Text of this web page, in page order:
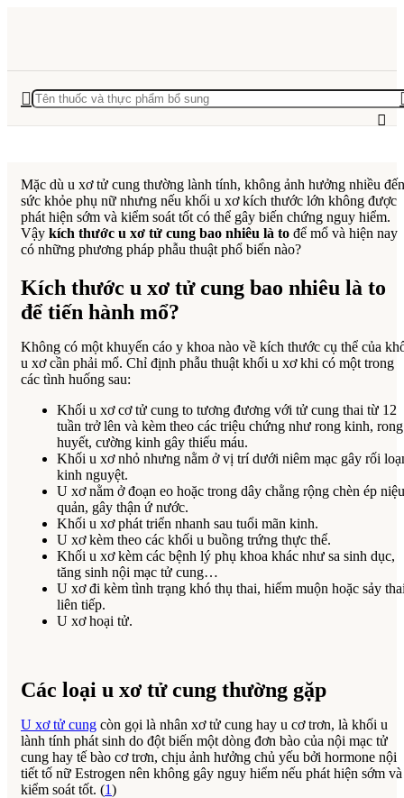
Mặc dù u xơ tử cung thường lành tính, không ảnh hưởng nhiều đến
sức khỏe phụ nữ nhưng nếu khối u xơ kích thước lớn không được
phát hiện sớm và kiểm soát tốt có thể gây biến chứng nguy hiểm.
Vậy kích thước u xơ tử cung bao nhiêu là to để mổ và hiện nay
có những phương pháp phẫu thuật phổ biến nào?
Kích thước u xơ tử cung bao nhiêu là to
để tiến hành mổ?
Không có một khuyến cáo y khoa nào về kích thước cụ thể của
u xơ cần phải mổ. Chỉ định phẫu thuật khối u xơ khi có một trong
các tình huống sau:
Khối u xơ cơ tử cung to tương đương với tử cung thai từ 12
tuần trở lên và kèm theo các triệu chứng như rong kinh, rong
huyết, cường kinh gây thiếu máu.
Khối u xơ nhỏ nhưng nằm ở vị trí dưới niêm mạc gây rối
kinh nguyệt.
U xơ nằm ở đoạn eo hoặc trong dây chằng rộng chèn ép niệu
quản, gây thận ứ nước.
Khối u xơ phát triển nhanh sau tuổi mãn kinh.
U xơ kèm theo các khối u buồng trứng thực thể.
Khối u xơ kèm các bệnh lý phụ khoa khác như sa sinh dục,
tăng sinh nội mạc tử cung…
U xơ đi kèm tình trạng khó thụ thai, hiếm muộn hoặc sảy
liên tiếp.
U xơ hoại tử.
Các loại u xơ tử cung thường gặp
U xơ tử cung còn gọi là nhân xơ tử cung hay u cơ trơn, là khối u
lành tính phát sinh do đột biến một dòng đơn bào của nội mạc tử
cung hay tế bào cơ trơn, chịu ảnh hưởng chủ yếu bởi hormone nội
tiết tố nữ Estrogen nên không gây nguy hiểm nếu phát hiện sớm và
kiểm soát tốt. (1)